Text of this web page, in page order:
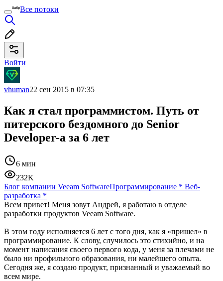
Все потоки
Войти
vhuman22 сен 2015 в 07:35
Как я стал программистом. Путь от
питерского бездомного до Senior
Developer-а за 6 лет
6 мин
232K
Блог компании Veeam SoftwareПрограммирование * Веб-
разработка *
Всем привет! Меня зовут Андрей, я работаю в отделе
разработки продуктов Veeam Software.
В этом году исполняется 6 лет с того дня, как я «пришел» в
программирование. К слову, случилось это стихийно, и на
момент написания своего первого кода, у меня за плечами не
было ни профильного образования, ни малейшего опыта.
Сегодня же, я создаю продукт, признанный и уважаемый во
всем мире.